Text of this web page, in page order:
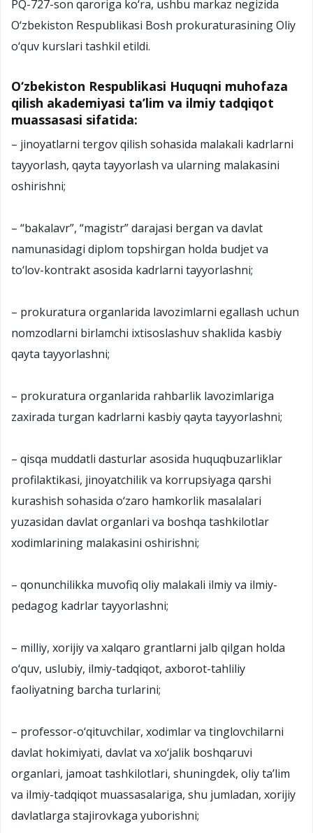
PQ-727-son qaroriga ko‘ra, ushbu markaz negizida
O‘zbekiston Respublikasi Bosh prokuraturasining Oliy
o‘quv kurslari tashkil etildi.
O‘zbekiston Respublikasi Huquqni muhofaza
qilish akademiyasi ta’lim va ilmiy tadqiqot
muassasasi sifatida:
– jinoyatlarni tergov qilish sohasida malakali kadrlarni
tayyorlash, qayta tayyorlash va ularning malakasini
oshirishni;
– “bakalavr”, “magistr” darajasi bergan va davlat
namunasidagi diplom topshirgan holda budjet va
to‘lov-kontrakt asosida kadrlarni tayyorlashni;
– prokuratura organlarida lavozimlarni egallash uchun
nomzodlarni birlamchi ixtisoslashuv shaklida kasbiy
qayta tayyorlashni;
– prokuratura organlarida rahbarlik lavozimlariga
zaxirada turgan kadrlarni kasbiy qayta tayyorlashni;
– qisqa muddatli dasturlar asosida huquqbuzarliklar
profilaktikasi, jinoyatchilik va korrupsiyaga qarshi
kurashish sohasida o‘zaro hamkorlik masalalari
yuzasidan davlat organlari va boshqa tashkilotlar
xodimlarining malakasini oshirishni;
– qonunchilikka muvofiq oliy malakali ilmiy va ilmiy-
pedagog kadrlar tayyorlashni;
– milliy, xorijiy va xalqaro grantlarni jalb qilgan holda
o‘quv, uslubiy, ilmiy-tadqiqot, axborot-tahliliy
faoliyatning barcha turlarini;
– professor-o‘qituvchilar, xodimlar va tinglovchilarni
davlat hokimiyati, davlat va xo‘jalik boshqaruvi
organlari, jamoat tashkilotlari, shuningdek, oliy ta’lim
va ilmiy-tadqiqot muassasalariga, shu jumladan, xorijiy
davlatlarga stajirovkaga yuborishni;